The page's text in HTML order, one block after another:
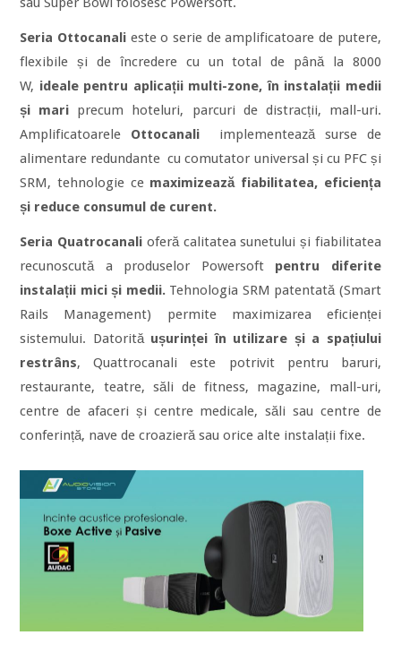
Seria Ottocanali este o serie de amplificatoare de putere,
flexibile și de încredere cu un total de până la 8000
W, ideale pentru aplicații multi-zone, în instalații medii
și mari precum hoteluri, parcuri de distracții, mall-uri.
Amplificatoarele Ottocanali implementează surse de
alimentare redundante cu comutator universal și cu PFC și
SRM, tehnologie ce maximizează fiabilitatea, eficiența
și reduce consumul de curent.
Seria Quatrocanali oferă calitatea sunetului și fiabilitatea
recunoscută a produselor Powersoft pentru diferite
instalații mici și medii.Tehnologia SRM patentată (Smart
Rails Management) permite maximizarea eficienței
sistemului. Datorită ușurinței în utilizare și a spațiului
restrâns, Quattrocanali este potrivit pentru baruri,
restaurante, teatre, săli de fitness, magazine, mall-uri,
centre de afaceri și centre medicale, săli sau centre de
conferință, nave de croazieră sau orice alte instalații fixe.